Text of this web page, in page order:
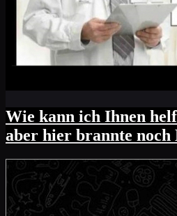
Wie kann ich Ihnen
aber hier brannte noch